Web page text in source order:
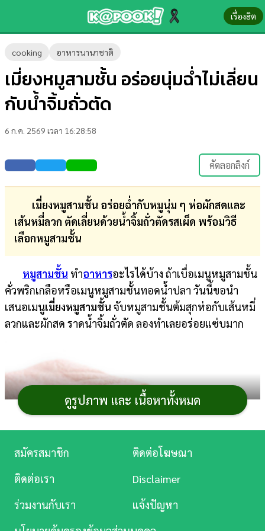
เรื่องฮิต
cooking อาหารนานาชาติ
เมี่ยงหมูสามชั้น อร่อยนุ่มฉ่ำไม่เลี่ยน
กับน้ำจิ้มถั่วตัด
6 ก.ค. 2569 เวลา 16:28:58
คัดลอกลิงก์
เมี่ยงหมูสามชั้น อร่อยฉ่ำกับหมูนุ่ม ๆ ห่อผักสดและ
เส้นหมี่ลวก ตัดเลี่ยนด้วยน้ำจิ้มถั่วตัดรสเผ็ด พร้อมวิธี
เลือกหมูสามชั้น
หมูสามชั้น ทำอาหารอะไรได้บ้าง ถ้าเบื่อเมนูหมูสามชั้น
คั่วพริกเกลือหรือเมนูหมูสามชั้นทอดน้ำปลา วันนี้ขอนำ
เสนอเมนูเมี่ยงหมูสามชั้น จับหมูสามชั้นต้มสุกห่อกับเส้นหมี่
ลวกและผักสด ราดน้ำจิ้มถั่วตัด ลองทำเลยอร่อยแซ่บมาก
ดูรูปภาพ และ เนื้อหาทั้งหมด
ข่าว-
ความ
รู้
บันเทิง
ตรวจ
หวย
ผล
บอล
สด
การ
เงิน
การ
บันเทิง
ดู
Music
สมัครสมาชิก
ติดต่อโฆษณา
ติดต่อเรา
Disclaimer
ร่วมงานกับเรา
แจ้งปัญหา